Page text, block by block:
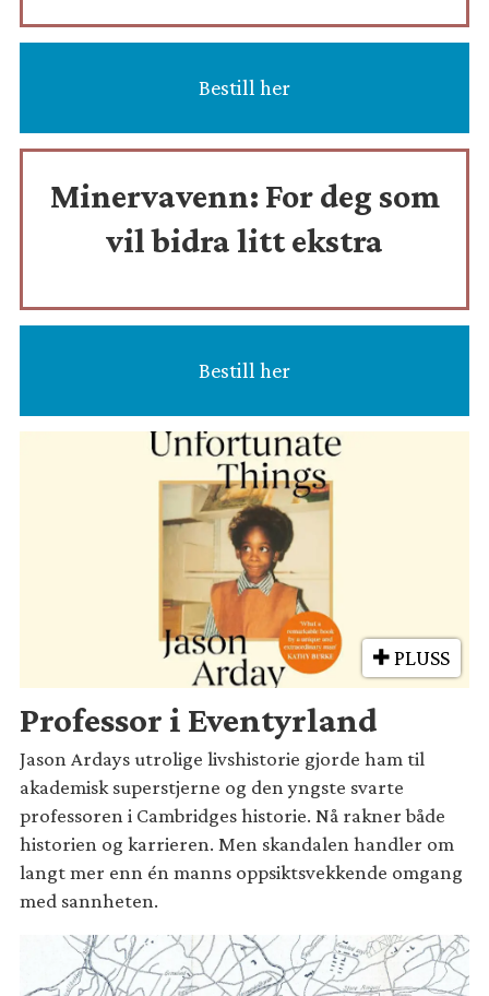
Bestill her
Minervavenn: For deg som
vil bidra litt ekstra
Bestill her
PLUSS
Professor i Eventyrland
Jason Ardays utrolige livshistorie gjorde ham til
akademisk superstjerne og den yngste svarte
professoren i Cambridges historie. Nå rakner både
historien og karrieren. Men skandalen handler om
langt mer enn én manns oppsiktsvekkende omgang
med sannheten.